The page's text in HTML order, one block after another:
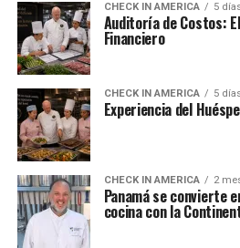
CHECK IN AMERICA 5
Auditoría de Costos:
Financiero
CHECK IN AMERICA 5
Experiencia del
CHECK IN AMERICA 2
Panamá se convierte
cocina con la